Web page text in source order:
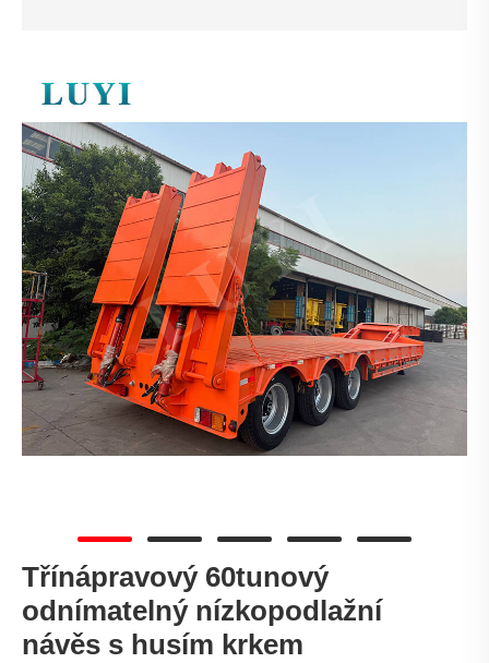
Třínápravový 60tunový
odnímatelný nízkopodlažní
návěs s husím krkem